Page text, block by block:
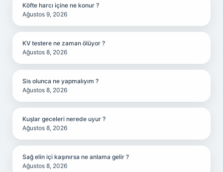
Köfte harcı içine ne konur ?
Ağustos 9, 2026
KV testere ne zaman ölüyor ?
Ağustos 8, 2026
Sis olunca ne yapmalıyım ?
Ağustos 8, 2026
Kuşlar geceleri nerede uyur ?
Ağustos 8, 2026
Sağ elin içi kaşınırsa ne anlama gelir ?
Ağustos 8, 2026